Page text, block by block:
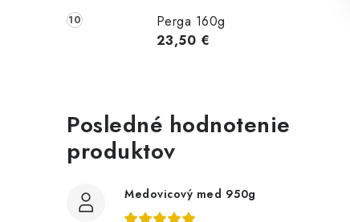
Perga 160g
23,50 €
Posledné hodnotenie
produktov
Medovicový med 950g